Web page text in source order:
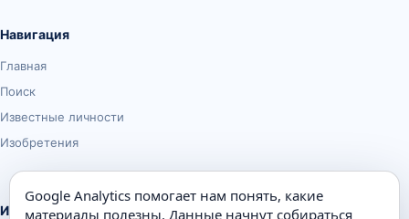
Навигация
Главная
Поиск
Известные личности
Изобретения
Информация
Google Analytics помогает нам понять, какие
материалы полезны. Данные начнут собираться